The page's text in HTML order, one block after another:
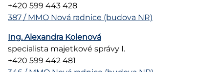
+420 599 443 428
387 / MMO Nová radnice (budova NR)
Ing. Alexandra Kolenová
specialista majetkové správy I.
+420 599 442 481